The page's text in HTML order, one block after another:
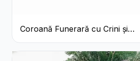
Coroană Funerară cu Crini și
Garoafe Albe